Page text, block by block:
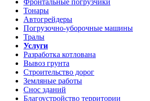
Фронтальные погрузчики
Тонары
Автогрейдеры
Погрузочно-уборочные машины
Тралы
Услуги
Разработка котлована
Вывоз грунта
Строительство дорог
Земляные работы
Снос зданий
Благоустройство территории